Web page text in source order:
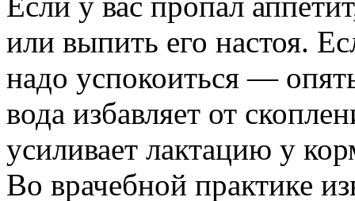
или выпить его настоя.
надо успокоиться —
вода избавляет от
усиливает лактацию у
Во врачебной практике